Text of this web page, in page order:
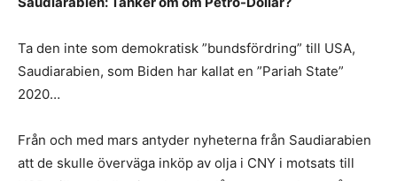
Ta den inte som demokratisk ”bundsfördring” till USA,
Saudiarabien, som Biden har kallat en ”Pariah State”
2020…
Från och med mars antyder nyheterna från Saudiarabien
att de skulle överväga inköp av olja i CNY i motsats till